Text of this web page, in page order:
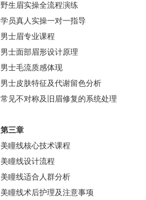
野生眉实操全流程演练
学员真人实操一对一指导
男士眉专业课程
男士面部眉形设计原理
男士毛流质感体现
男士皮肤特征及代谢留色分析
常见不对称及旧眉修复的系统处理
第三章
美瞳线核心技术课程
美瞳线设计流程
美瞳线适合人群分析
美瞳线术后护理及注意事项